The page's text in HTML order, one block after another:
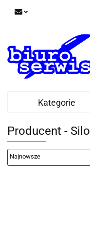
Kategorie
Producent - Silo